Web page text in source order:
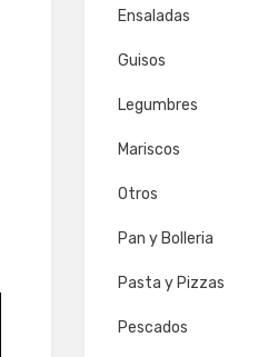
Ensaladas
Guisos
Legumbres
Mariscos
Otros
Pan y Bolleria
Pasta y Pizzas
Pescados